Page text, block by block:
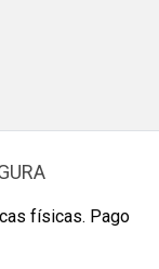
físicas. Pago